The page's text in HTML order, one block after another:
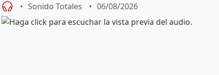
Sonido Totales 06/08/2026